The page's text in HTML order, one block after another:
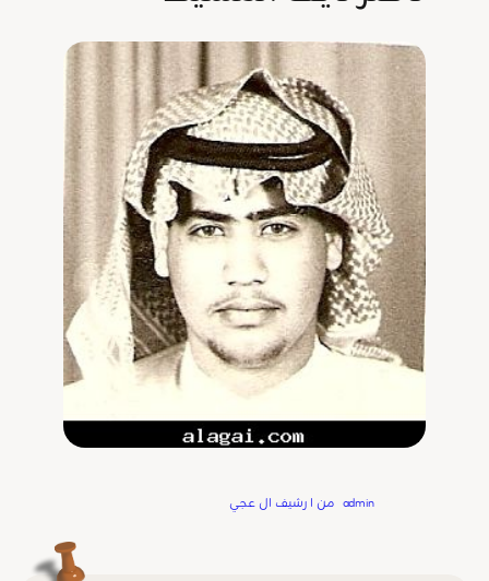
admin
inمن ا رشيف ال عجي